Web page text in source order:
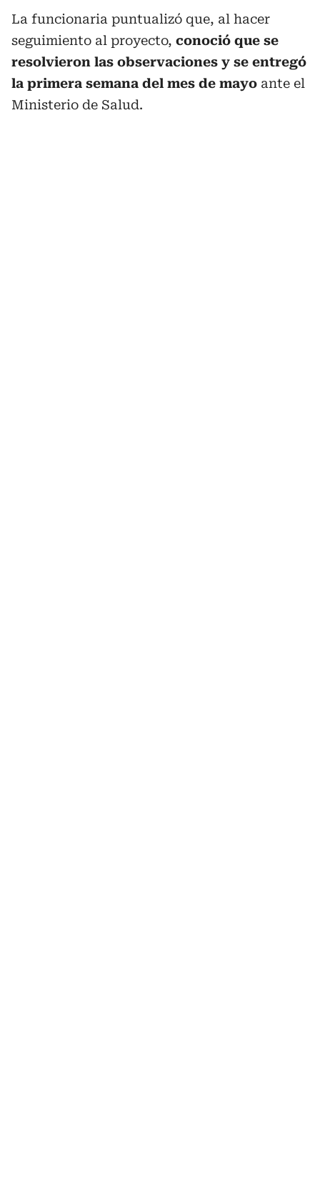
La funcionaria puntualizó que, al hacer
seguimiento al proyecto, conoció que se
resolvieron las observaciones y se entregó
la primera semana del mes de mayo ante el
Ministerio de Salud.